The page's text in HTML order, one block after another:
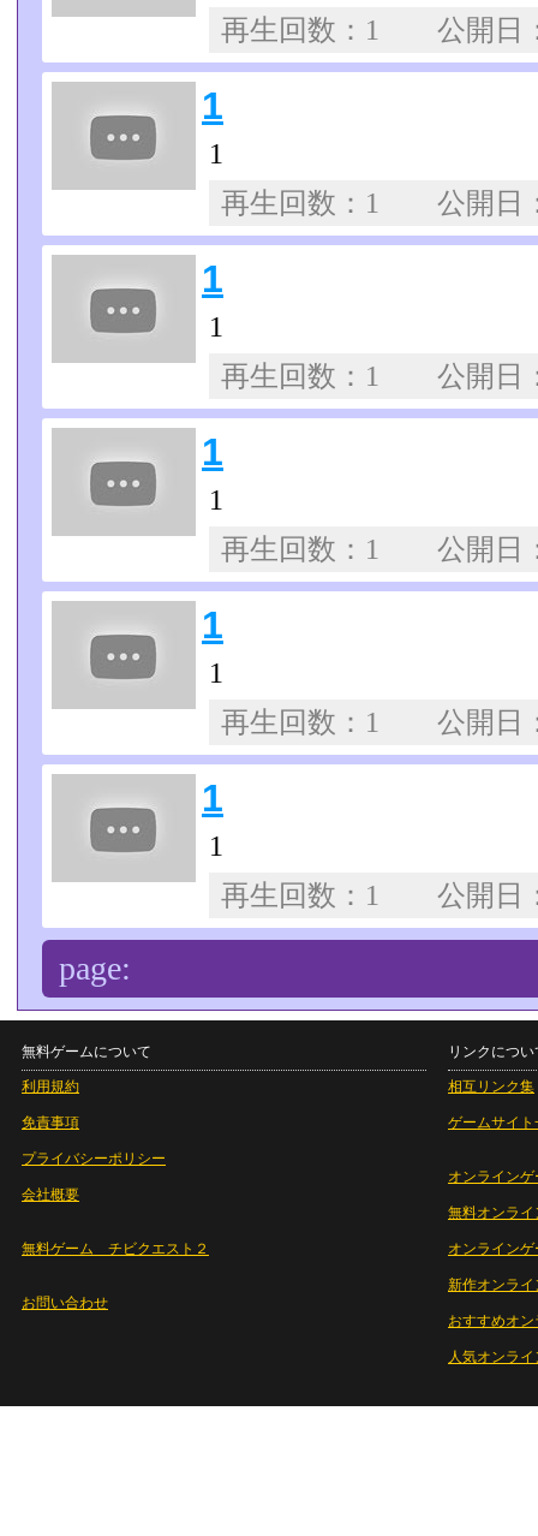
再生回数：1 公開
1
1
再生回数：1 公開
1
1
再生回数：1 公開
1
1
再生回数：1 公開
1
1
再生回数：1 公開
1
1
再生回数：1 公開
page:
無料ゲームについて
利用規約
免責事項
プライバシーポリシー
会社概要
無料ゲーム チビクエスト２
お問い合わせ
リンクについ
相互リンク集
ゲームサイト
オンラインゲ
無料オンライ
オンライン
新作オンライ
おすすめオ
人気オンラ